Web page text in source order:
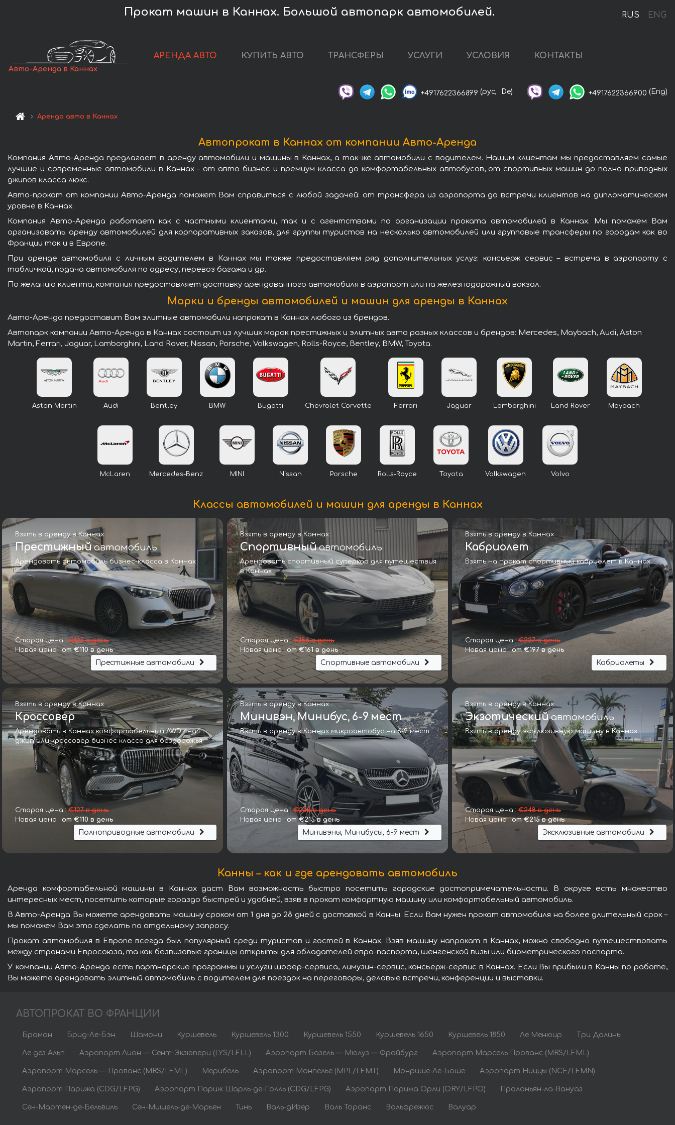
RUS ENG
Прокат машин в Каннах. Большой автопарк автомобилей.
Авто-Аренда в Каннах
АРЕНДА АВТО КУПИТЬ АВТО ТРАНСФЕРЫ УСЛУГИ УСЛОВИЯ КОНТАКТЫ
+4917622366899 (рус, De) +4917622366900 (Eng)
Аренда авто в Каннах
Автопрокат в Каннах от компании Авто-Аренда
Компания Авто-Аренда предлагает в аренду автомобили и машины в Каннах, а так-же автомобили с водителем. Нашим клиентам мы предоставляем самые
лучшие и современные автомобили в Каннах – от авто бизнес и премиум класса до комфортабельных автобусов, от спортивных машин до полно-приводных
джипов класса люкс.
Авто-прокат от компании Авто-Аренда поможет Вам справиться с любой задачей: от трансфера из аэропорта до встречи клиентов на дипломатическом
уровне в Каннах.
Компания Авто-Аренда работает как с частными клиентами, так и с агентствами по организации проката автомобилей в Каннах. Мы поможем Вам
организовать аренду автомобилей для корпоративных заказов, для группы туристов на несколько автомобилей или групповые трансферы по городам как во
Франции так и в Европе.
При аренде автомобиля с личным водителем в Каннах мы также предоставляем ряд дополнительных услуг: консьерж сервис – встреча в аэропорту с
табличкой, подача автомобиля по адресу, перевоз багажа и др.
По желанию клиента, компания предоставляет доставку арендованного автомобиля в аэропорт или на железнодорожный вокзал.
Марки и бренды автомобилей и машин для аренды в Каннах
Авто-Аренда предоставит Вам элитные автомобили напрокат в Каннах любого из брендов.
Автопарк компании Авто-Аренда в Каннах состоит из лучших марок престижных и элитных авто разных классов и брендов: Mercedes, Maybach, Audi, Aston
Martin, Ferrari, Jaguar, Lamborghini, Land Rover, Nissan, Porsche, Volkswagen, Rolls-Royce, Bentley, BMW, Toyota.
Aston Martin Audi Bentley BMW Bugatti Chevrolet Corvette Ferrari Jaguar Lamborghini Land Rover Maybach
McLaren Mercedes-Benz MINI Nissan Porsche Rolls-Royce Toyota Volkswagen Volvo
Классы автомобилей и машин для аренды в Каннах
Взять в аренду в Каннах
Престижныйавтомобиль
Арендовать автомобиль бизнес-класса в Каннах
Ягуар F-Pace
Старая цена :€127 в день
Новая цена :от €110 в день
Престижные автомобили
Взять в аренду в Каннах
Спортивныйавтомобиль
Арендовать спортивный суперкар для путешествия
в Каннах
Роллс-Ройс Давн
Старая цена :€186 в день
Новая цена :от €161 в день
Спортивные автомобили
Взять в аренду в Каннах
Кабриолет
Взять на прокат спортивный кабриолет в Каннах
Старая цена : €227 в день
Новая цена :от €197 в день
Кабриолеты
Взять в аренду в Каннах
Кроссовер
Арендовать в Каннах комфортабельный AWD 4на4
джип или кроссовер бизнес класса для бездорожья
Ауди Q8 50 TDI Quattro
Старая цена :€127 в день
Новая цена : от €110 в день
Полноприводные автомобили
Взять в аренду в Каннах
Минивэн, Минибус, 6-9 мест
Взять в аренду в Каннах микроавтобус на 6-9 мест
Фольксваген Транспортёр T6 (9 мест)
Старая цена :€248 в день
Новая цена : от €215 в день
Минивэны, Минибусы, 6-9 мест
Взять в аренду в Каннах
Экзотическийавтомобиль
Взять в аренду эксклюзивную машину в Каннах
Старая цена : €248 в день
Новая цена :от €215 в день
Эксклюзивные автомобили
Канны – как и где арендовать автомобиль
Аренда комфортабельной машины в Каннах даст Вам возможность быстро посетить городские достопримечательности. В округе есть множество
интересных мест, посетить которые гораздо быстрей и удобней, взяв в прокат комфортную машину или комфортабельный автомобиль.
В Авто-Аренда Вы можете арендовать машину сроком от 1 дня до 28 дней с доставкой в Канны. Если Вам нужен прокат автомобиля на более длительный срок –
мы поможем Вам это сделать по отдельному запросу.
Прокат автомобиля в Европе всегда был популярный среди туристов и гостей в Каннах. Взяв машину напрокат в Каннах, можно свободно путешествовать
между странами Евросоюза, та как безвизовые границы открыты для обладателей евро-паспорта, шенгенской визы или биометрического паспорта.
У компании Авто-Аренда есть партнёрские программы и услуги шофёр-сервиса, лимузин-сервис, консьерж-сервис в Каннах. Если Вы прибыли в Канны по работе,
Вы можете арендовать элитный автомобиль с водителем для поездок на переговоры, деловые встречи, конференции и выставки.
АВТОПРОКАТ ВО ФРАНЦИИ
Браман Брид-Ле-Бэн Шамони Куршевель Куршевель 1300 Куршевель 1550 Куршевель 1650 Куршевель 1850 Ле Менюир Три Долины
Ле дез Альп Аэропорт Лион — Сент-Экзюпери (LYS/LFLL) Аэропорт Базель — Мюлуз — Фрайбург Аэропорт Марсель Прованс (MRS/LFML)
Аэропорт Марсель — Прованс (MRS/LFML) Мерибель Аэропорт Монпелье (MPL/LFMT) Монрише-Ле-Боше Аэропорт Ниццы (NCE/LFMN)
Аэропорт Парижа (CDG/LFPG) Аэропорт Париж Шарль-де-Голль (CDG/LFPG) Аэропорт Парижа Орли (ORY/LFPO) Пралоньян-ла-Вануаз
Сен-Мартен-де-Бельвиль Сен-Мишель-де-Морьен Тинь Валь-дИзер Валь Торанс Вальфрежюс Валуар